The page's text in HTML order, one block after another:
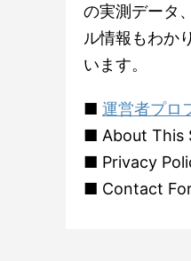
の実測データ
ル情報もわか
います。
■ 運営者プロ
■ About This
■ Privacy
■ Contact